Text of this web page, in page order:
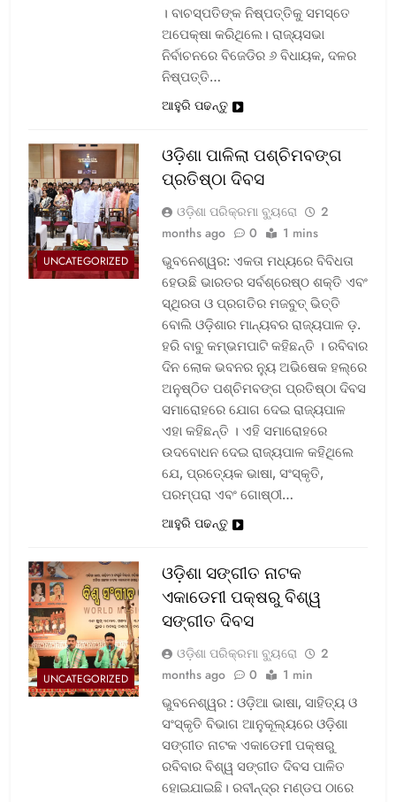
। ବାଚସ୍ପତିଙ୍କ ନିଷ୍ପତ୍ତିକୁ ସମସ୍ତେ
ଅପେକ୍ଷା କରିଥିଲେ। ରାଜ୍ୟସଭା
ନିର୍ବାଚନରେ ବିଜେଡିର ୬ ବିଧାୟକ, ଦଳର
ନିଷ୍ପତ୍ତି…
ଆହୁରି ପଢନ୍ତୁ
UNCATEGORIZED
ଓଡ଼ିଶା ପାଳିଲା ପଶ୍ଚିମବଙ୍ଗ
ପ୍ରତିଷ୍ଠା ଦିବସ
ଓଡ଼ିଶା ପରିକ୍ରମା ବ୍ୟୁରୋ
2
months ago
0 1 mins
ଭୁବନେଶ୍ୱର: ଏକତା ମଧ୍ୟରେ ବିବିଧତା
ହେଉଛି ଭାରତର ସର୍ବଶ୍ରେଷ୍ଠ ଶକ୍ତି ଏବଂ
ସ୍ଥିରତା ଓ ପ୍ରଗତିର ମଜବୁତ୍ ଭିତ୍ତି
ବୋଲି ଓଡ଼ିଶାର ମାନ୍ୟବର ରାଜ୍ୟପାଳ ଡ଼.
ହରି ବାବୁ କମ୍ଭମପାଟି କହିଛନ୍ତି । ରବିବାର
ଦିନ ଲୋକ ଭବନର ନ୍ୟୁ ଅଭିଷେକ ହଲ୍‌ରେ
ଅନୁଷ୍ଠିତ ପଶ୍ଚିମବଙ୍ଗ ପ୍ରତିଷ୍ଠା ଦିବସ
ସମାରୋହରେ ଯୋଗ ଦେଇ ରାଜ୍ୟପାଳ
ଏହା କହିଛନ୍ତି । ଏହି ସମାରୋହରେ
ଉଦବୋଧନ ଦେଇ ରାଜ୍ୟପାଳ କହିଥିଲେ
ଯେ, ପ୍ରତ୍ୟେକ ଭାଷା, ସଂସ୍କୃତି,
ପରମ୍ପରା ଏବଂ ଗୋଷ୍ଠୀ…
ଆହୁରି ପଢନ୍ତୁ
UNCATEGORIZED
ଓଡ଼ିଶା ସଙ୍ଗୀତ ନାଟକ
ଏକାଡେମୀ ପକ୍ଷରୁ ବିଶ୍ୱ
ସଙ୍ଗୀତ ଦିବସ
ଓଡ଼ିଶା ପରିକ୍ରମା ବ୍ୟୁରୋ
2
months ago
0 1 min
ଭୁବନେଶ୍ୱର : ଓଡ଼ିଆ ଭାଷା, ସାହିତ୍ୟ ଓ
ସଂସ୍କୃତି ବିଭାଗ ଆନୁକୂଲ୍ୟରେ ଓଡ଼ିଶା
ସଙ୍ଗୀତ ନାଟକ ଏକାଡେମୀ ପକ୍ଷରୁ
ରବିବାର ବିଶ୍ୱ ସଙ୍ଗୀତ ଦିବସ ପାଳିତ
ହୋଇଯାଇଛି। ରବୀନ୍ଦ୍ର ମଣ୍ଡପ ଠାରେ